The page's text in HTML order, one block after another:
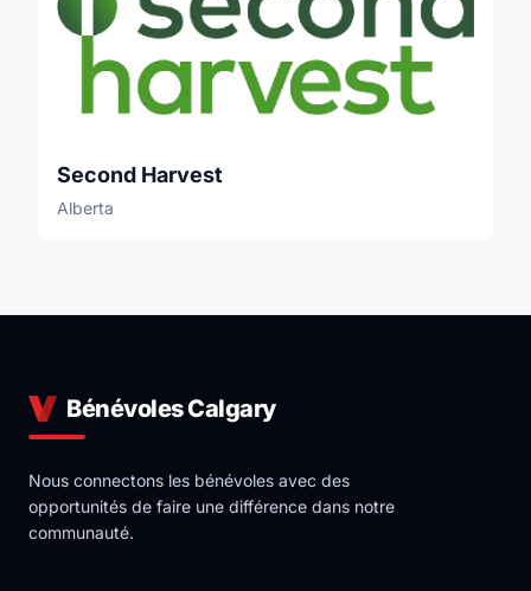
Second Harvest
Alberta
Bénévoles Calgary
Nous connectons les bénévoles avec des
opportunités de faire une différence dans notre
communauté.